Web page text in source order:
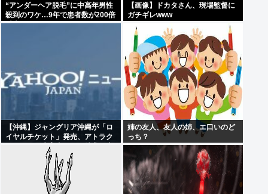
“アンダーヘア脱毛”に中高年男性
殺到のワケ…9年で患者数が200倍
以上
【画像】ドカタさん、現場監督に
ガチギレwww
【沖縄】ジャングリア沖縄が「ロ
イヤルチケット」発売、アトラク
ションの優先案内などの特典…大
人2万9700円
姉の友人、友人の姉、エ口いのど
っち？